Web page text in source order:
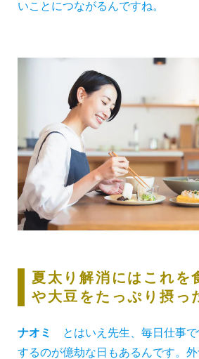
いことにつながるんですね。
夏太り解消にはこれを
や大豆をたっぷり摂っ
ナオミ
とはいえ先生、毎日仕事
するのが億劫な日もあるんです。